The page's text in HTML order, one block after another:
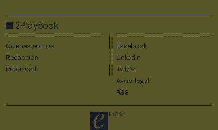
2Playbook
Quiénes somos
Redacción
Publicidad
Facebook
Linkedin
Twitter
Aviso legal
RSS